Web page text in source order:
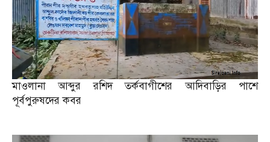
মাওলানা আব্দুর রশিদ তর্কবাগীশের আদিবাড়ির পাশে
পূর্বপুরুষদের কবর